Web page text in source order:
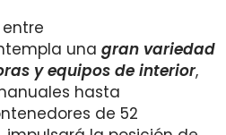
una gran variedad
y equipos de interior,
hasta
de 52